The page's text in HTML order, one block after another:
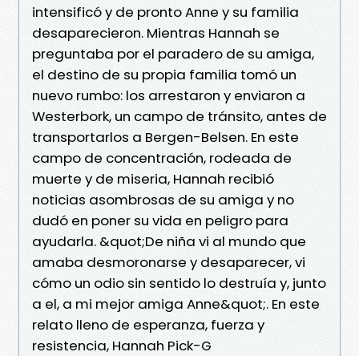
intensificó y de pronto Anne y su familia
desaparecieron. Mientras Hannah se
preguntaba por el paradero de su amiga,
el destino de su propia familia tomó un
nuevo rumbo: los arrestaron y enviaron a
Westerbork, un campo de tránsito, antes de
transportarlos a Bergen-Belsen. En este
campo de concentración, rodeada de
muerte y de miseria, Hannah recibió
noticias asombrosas de su amiga y no
dudó en poner su vida en peligro para
ayudarla. &quot;De niña vi al mundo que
amaba desmoronarse y desaparecer, vi
cómo un odio sin sentido lo destruía y, junto
a el, a mi mejor amiga Anne&quot;. En este
relato lleno de esperanza, fuerza y
resistencia, Hannah Pick-G